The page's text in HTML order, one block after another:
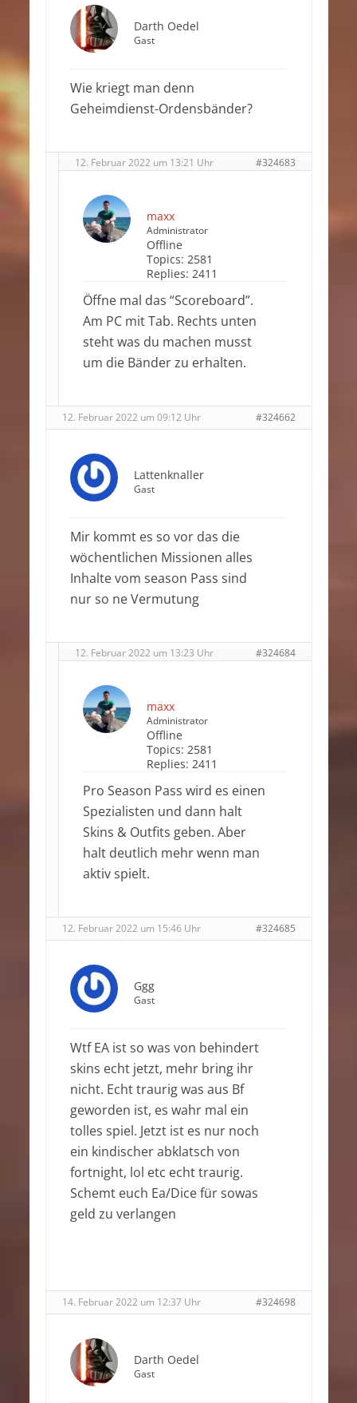
Darth Oedel
Gast
Wie kriegt man denn
Geheimdienst-Ordensbänder?
12. Februar 2022 um 13:21 Uhr #324683
maxx
Administrator
Offline
Topics: 2581
Replies: 2411
Öffne mal das “Scoreboard”.
Am PC mit Tab. Rechts unten
steht was du machen musst
um die Bänder zu erhalten.
12. Februar 2022 um 09:12 Uhr #324662
Lattenknaller
Gast
Mir kommt es so vor das die
wöchentlichen Missionen alles
Inhalte vom season Pass sind
nur so ne Vermutung
12. Februar 2022 um 13:23 Uhr #324684
maxx
Administrator
Offline
Topics: 2581
Replies: 2411
Pro Season Pass wird es einen
Spezialisten und dann halt
Skins & Outfits geben. Aber
halt deutlich mehr wenn man
aktiv spielt.
12. Februar 2022 um 15:46 Uhr #324685
Ggg
Gast
Wtf EA ist so was von behindert
skins echt jetzt, mehr bring ihr
nicht. Echt traurig was aus Bf
geworden ist, es wahr mal ein
tolles spiel. Jetzt ist es nur noch
ein kindischer abklatsch von
fortnight, lol etc echt traurig.
Schemt euch Ea/Dice für sowas
geld zu verlangen
14. Februar 2022 um 12:37 Uhr #324698
Darth Oedel
Gast